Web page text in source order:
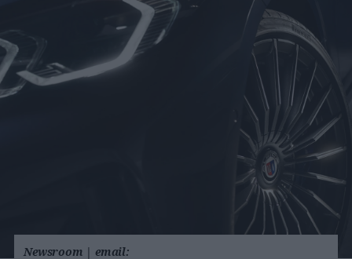
Newsroom | email: